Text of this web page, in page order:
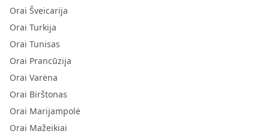
Orai Šveicarija
Orai Turkija
Orai Tunisas
Orai Prancūzija
Orai Varėna
Orai Birštonas
Orai Marijampolė
Orai Mažeikiai